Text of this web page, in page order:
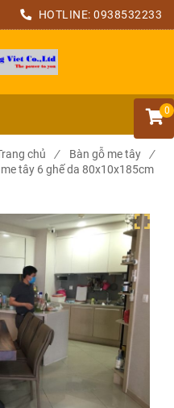
HOTLINE: 0938532233
0
chủ / Bàn gỗ me tây
/
tây 6 ghế da 80x10x185cm